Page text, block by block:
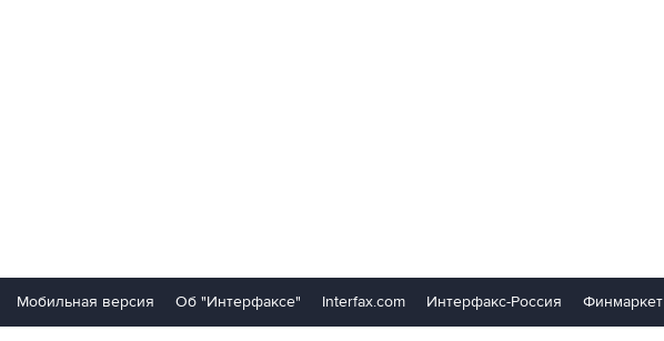
Мобильная версия Об "Интерфаксе" Interfax.com Интерфакс-Россия Финмаркет